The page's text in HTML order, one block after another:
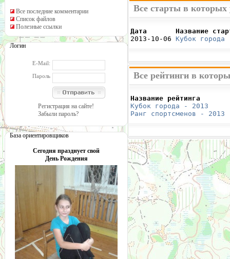
Все последние комментарии
Список файлов
Полезные ссылки
Логин
E-Mail:
Пароль
Регистрация на сайте!
Забыли пароль?
База ориентировщиков
Сегодня празднует свой
День Рождения
Все старты в которых
Дата       Название
2013-10-06 Кубок
Все рейтинги в
Название рейтинга
Кубок города - 2013
Ранг спортсменов - 2013